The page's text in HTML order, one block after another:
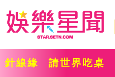
針線緣 請世界吃桌